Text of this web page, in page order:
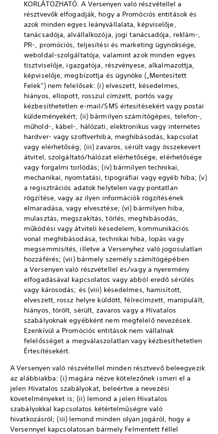
KORLÁTOZHATÓ. A Versenyen való részvétellel a
résztvevők elfogadják, hogy a Promóciós entitások és
azok minden egyes leányvállalata, képviselője,
tanácsadója, alvállalkozója, jogi tanácsadója, reklám-,
PR-, promóciós, teljesítési és marketing ügynöksége,
weboldal-szolgáltatója, valamint azok minden egyes
tisztviselője, igazgatója, részvényese, alkalmazottja,
képviselője, megbízottja és ügynöke („Mentesített
Felek”) nem felelősek: (i) elveszett, késedelmes,
hiányos, ellopott, rosszul címzett, portós vagy
kézbesíthetetlen e-mail/SMS értesítésekért vagy postai
küldeményekért; (ii) bármilyen számítógépes, telefon-,
műhold-, kábel-, hálózati, elektronikus vagy internetes
hardver- vagy szoftverhiba, meghibásodás, kapcsolat
vagy elérhetőség; (iii) zavaros, sérült vagy összekevert
átvitel, szolgáltató/hálózat elérhetősége, elérhetősége
vagy forgalmi torlódás; (iv) bármilyen technikai,
mechanikai, nyomtatási, tipográfiai vagy egyéb hiba; (v)
a regisztrációs adatok helytelen vagy pontatlan
rögzítése, vagy az ilyen információk rögzítésének
elmaradása, vagy elvesztése; (vi) bármilyen hiba,
mulasztás, megszakítás, törlés, meghibásodás,
működési vagy átviteli késedelem, kommunikációs
vonal meghibásodása, technikai hiba, lopás vagy
megsemmisítés, illetve a Versenyhez való jogosulatlan
hozzáférés; (vii) bármely személy számítógépében
a Versenyen való részvétellel és/vagy a nyeremény
elfogadásával kapcsolatos vagy abból eredő sérülés
vagy károsodás; és (viii) késedelmes, hamisított,
elveszett, rossz helyre küldött, félrecímzett, manipulált,
hiányos, törölt, sérült, zavaros vagy a Hivatalos
szabályoknak egyébként nem megfelelő nevezések.
Ezenkívül a Promóciós entitások nem vállalnak
felelősséget a megválaszolatlan vagy kézbesíthetetlen
Értesítésekért.
A Versenyen való részvétellel minden résztvevő beleegyezik
az alábbiakba: (i) magára nézve kötelezőnek ismeri el a
jelen Hivatalos szabályokat, beleértve a nevezési
követelményeket is; (ii) lemond a jelen Hivatalos
szabályokkal kapcsolatos kétértelműségre való
hivatkozásról; (iii) lemond minden olyan jogáról, hogy a
Versennyel kapcsolatosan bármely Felmentett féllel